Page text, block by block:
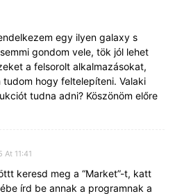
egy ilyen galaxy s
gondom vele, tök jól lehet
a felsorolt alkalmazásokat,
hogy feltelepíteni. Valaki
tudna adni? Köszönöm előre
At 11:41
keresd meg a “Market”-t, katt
írd be annak a programnak a